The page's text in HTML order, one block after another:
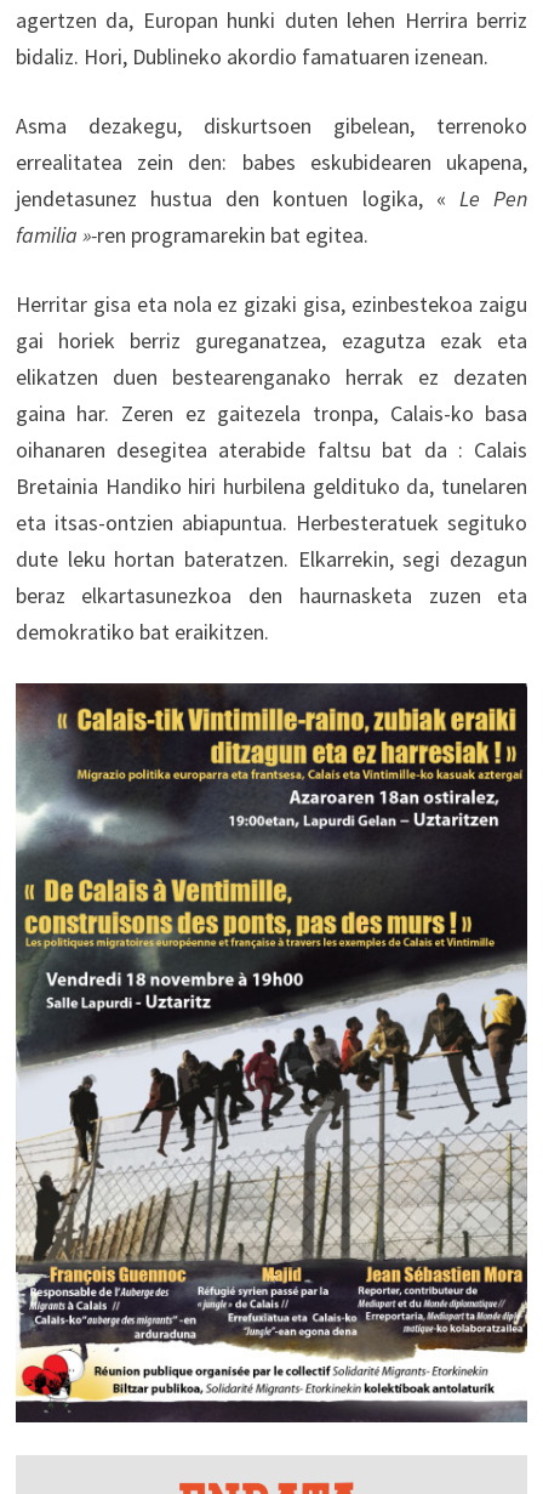
agertzen da, Europan hunki duten lehen Herrira berriz
bidaliz. Hori, Dublineko akordio famatuaren izenean.
Asma dezakegu, diskurtsoen gibelean, terrenoko
errealitatea zein den: babes eskubidearen ukapena,
jendetasunez hustua den kontuen logika, « Le Pen
familia »-ren programarekin bat egitea.
Herritar gisa eta nola ez gizaki gisa, ezinbestekoa zaigu
gai horiek berriz gureganatzea, ezagutza ezak eta
elikatzen duen bestearenganako herrak ez dezaten
gaina har. Zeren ez gaitezela tronpa, Calais-ko basa
oihanaren desegitea aterabide faltsu bat da : Calais
Bretainia Handiko hiri hurbilena geldituko da, tunelaren
eta itsas-ontzien abiapuntua. Herbesteratuek segituko
dute leku hortan bateratzen. Elkarrekin, segi dezagun
beraz elkartasunezkoa den haurnasketa zuzen eta
demokratiko bat eraikitzen.